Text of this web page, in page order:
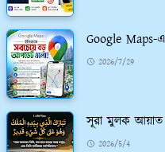
Google
2026/7/29
সূরা মুলক আয়াত
2026/5/4